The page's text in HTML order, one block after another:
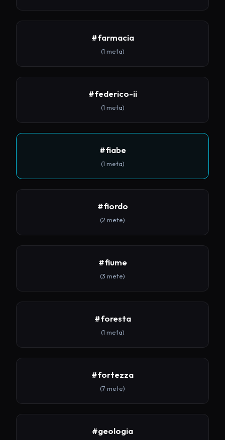
#farmacia
(1 meta)
#federico-ii
(1 meta)
#fiabe
(1 meta)
#fiordo
(2 mete)
#fiume
(3 mete)
#foresta
(1 meta)
#fortezza
(7 mete)
#geologia